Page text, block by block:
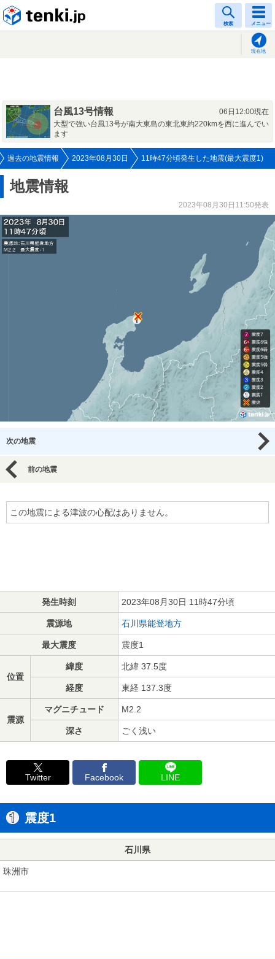
検索 メニュー
現在地
台風13号情報
06日12:00現在
大型で強い台風13号が南大東島の東北東約220kmを西に進んでい
ます
過去の地震情報 2023年08月30日 11時47分頃発生した地震(最大震度1)
地震情報
2023年08月30日11:50発表
次の地震
前の地震
この地震による津波の心配はありません。
発生時刻 2023年08月30日 11時47分頃
震源地 石川県能登地方
最大震度 震度1
位置
緯度 北緯 37.5度
経度 東経 137.3度
震源
マグニチュード M2.2
深さ ごく浅い
Twitter Facebook LINE
震度1
石川県
珠洲市